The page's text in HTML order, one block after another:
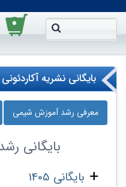
۰
بایگانی نشریه آکاردئونی
معرفی رشد آموزش شیمی
بایگانی
بایگانی 1405